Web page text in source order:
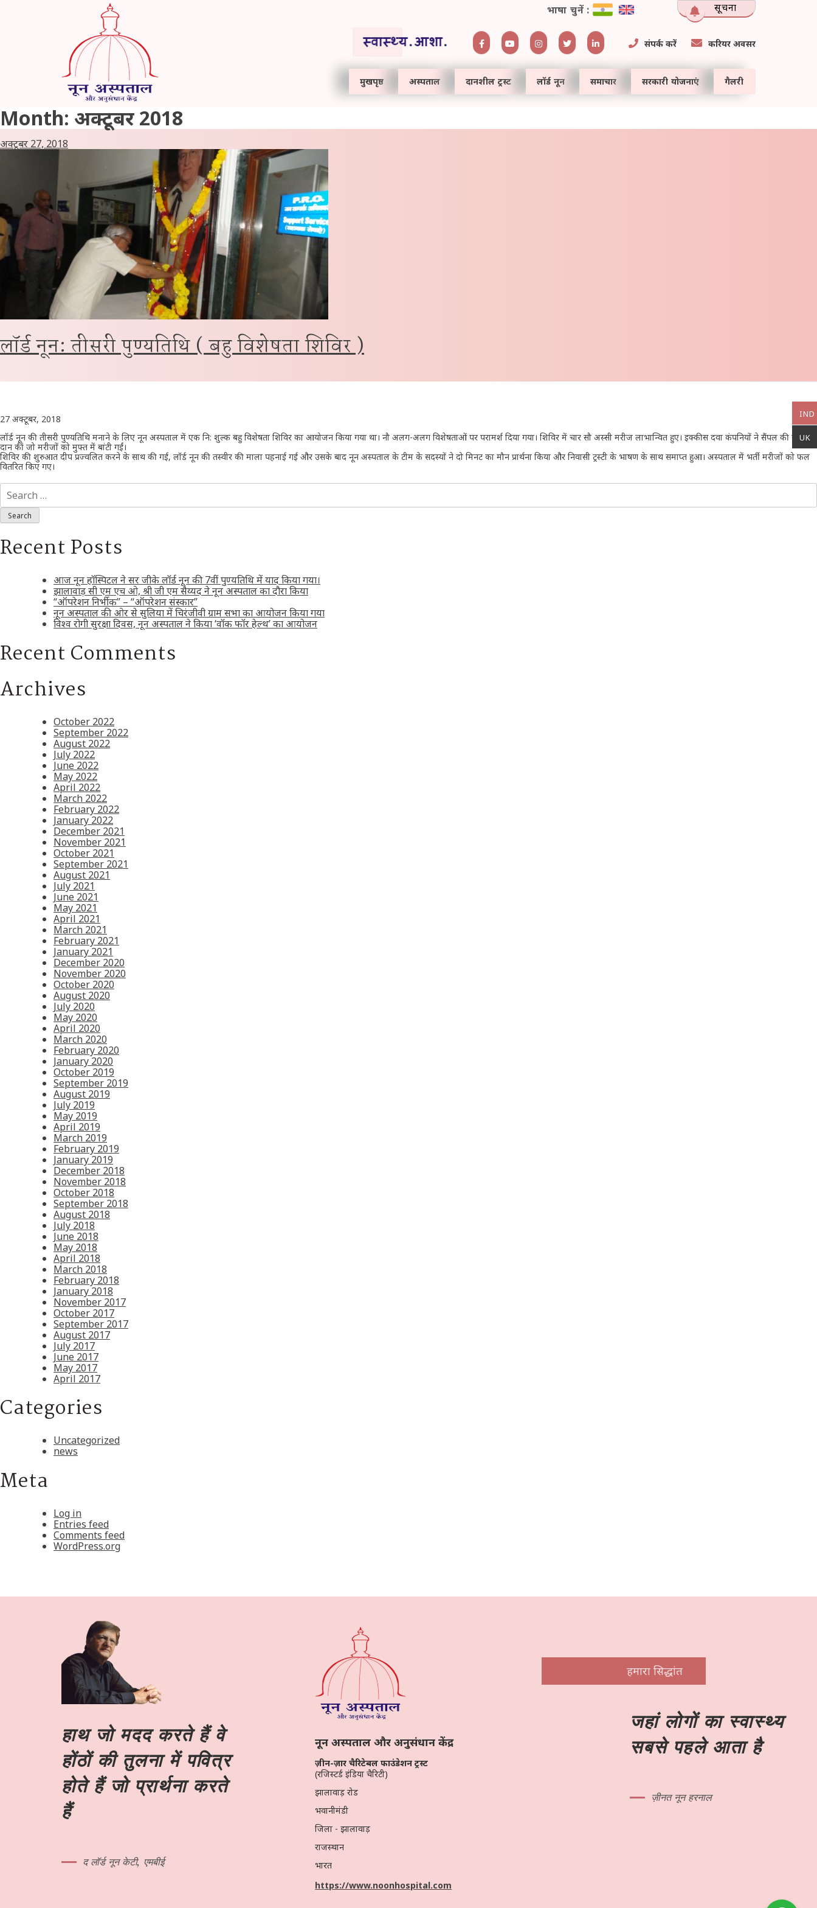
भाषा चुनें : सूचना
संपर्क करें करियर अवसर
मुखपृष्ठ अस्पताल दानशील ट्रस्ट लॉर्ड नून समाचार सरकारी योजनाएं गैलरी
IND
UK
Month: अक्टूबर 2018
अक्टूबर 27, 2018
लॉर्ड नून: तीसरी पुण्यतिथि ( बहु विशेषता शिविर )
27 अक्टूबर, 2018
लॉर्ड नून की तीसरी पुण्यतिथि मनाने के लिए नून अस्पताल में एक नि: शुल्क बहु विशेषता शिविर का आयोजन किया गया था। नौ अलग-अलग विशेषताओं पर परामर्श दिया गया। शिविर में चार सौ अस्सी मरीज लाभान्वित हुए। इक्कीस दवा कंपनियों ने सैंपल की दवाएं
दान कीं जो मरीजों को मुफ्त में बांटी गईं।
शिविर की शुरुआत दीप प्रज्वलित करने के साथ की गई, लॉर्ड नून की तस्वीर की माला पहनाई गई और उसके बाद नून अस्पताल के टीम के सदस्यों ने दो मिनट का मौन प्रार्थना किया और निवासी ट्रस्टी के भाषण के साथ समाप्त हुआ। अस्पताल में भर्ती मरीजों को फल
वितरित किए गए।
Search
for:
Recent Posts
आज नून हॉस्पिटल ने सर जीके लॉर्ड नून की 7वीं पुण्यतिथि में याद किया गया।
झालावाड़ सी एम एच ओ, श्री जी एम सैय्यद ने नून अस्पताल का दौरा किया
“ऑपरेशन निर्भीक” – “ऑपरेशन संस्कार”
नून अस्पताल की ओर से सुलिया में चिरंजीवी ग्राम सभा का आयोजन किया गया
विश्व रोगी सुरक्षा दिवस, नून अस्पताल ने किया ‘वॉक फॉर हेल्थ’ का आयोजन
Recent Comments
Archives
October 2022
September 2022
August 2022
July 2022
June 2022
May 2022
April 2022
March 2022
February 2022
January 2022
December 2021
November 2021
October 2021
September 2021
August 2021
July 2021
June 2021
May 2021
April 2021
March 2021
February 2021
January 2021
December 2020
November 2020
October 2020
August 2020
July 2020
May 2020
April 2020
March 2020
February 2020
January 2020
October 2019
September 2019
August 2019
July 2019
May 2019
April 2019
March 2019
February 2019
January 2019
December 2018
November 2018
October 2018
September 2018
August 2018
July 2018
June 2018
May 2018
April 2018
March 2018
February 2018
January 2018
November 2017
October 2017
September 2017
August 2017
July 2017
June 2017
May 2017
April 2017
Categories
Uncategorized
news
Meta
Log in
Entries feed
Comments feed
WordPress.org
हाथ जो मदद करते हैं वे
होंठों की तुलना में पवित्र
होते हैं जो प्रार्थना करते
हैं
द लॉर्ड नून केटी, एमबीई
नून अस्पताल और अनुसंधान केंद्र
ज़ीन-ज़ार चैरिटेबल फाउंडेशन ट्रस्ट
(रजिस्टर्ड इंडिया चैरिटी)
झालावाड़ रोड
भवानीमंडी
जिला - झालावाड़
राजस्थान
भारत
https://www.noonhospital.com
हमारा सिद्धांत
जहां लोगों का स्वास्थ्य
सबसे पहले आता है
ज़ीनत नून हरनाल